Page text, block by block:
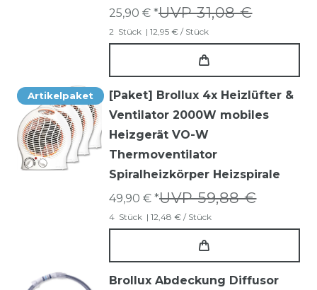
UVP 31,08 €
25,90 € *
2 Stück | 12,95 € / Stück
Artikelpaket
[Paket] Brollux 4x Heizlüfter &
Ventilator 2000W mobiles
Heizgerät VO-W
Thermoventilator
Spiralheizkörper Heizspirale
UVP 59,88 €
49,90 € *
4 Stück | 12,48 € / Stück
Brollux Abdeckung Diffusor